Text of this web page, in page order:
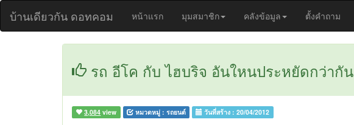
บ้านเดียวกัน ดอทคอม หน้าแรก มุมสมาชิก คลังข้อมูล ตั้งคำถาม
รถ อีโค กับ ไฮบริจ อันใหนประหยัดกว่ากัน
3,084 view หมวดหมู่ : รถยนต์ วันที่สร้าง :20/04/2012